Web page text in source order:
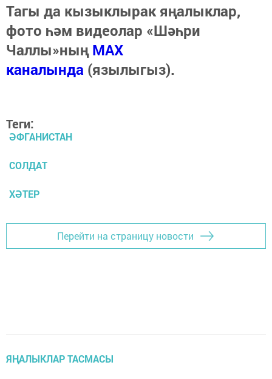
Тагы да кызыклырак яңалыклар,
фото һәм видеолар «Шәһри
Чаллы»ныңMAX
каналында (язылыгыз).
Теги:
ӘФГАНИСТАН
СОЛДАТ
ХӘТЕР
Перейти на страницу новости
ЯҢАЛЫКЛАР ТАСМАСЫ